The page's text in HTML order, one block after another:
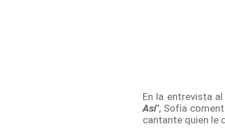
En la entrevista
Así’, Sofía
cantante quien le